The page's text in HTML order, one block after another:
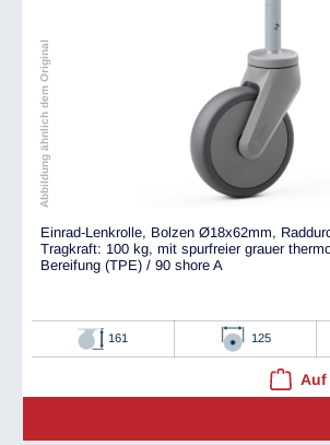
Abbildung ähnlich dem Original
Einrad-Lenkrolle, Bolzen Ø18x62mm,
Tragkraft: 100 kg, mit spurfreier grauer
Bereifung (TPE) / 90 shore A
161 125
Auf